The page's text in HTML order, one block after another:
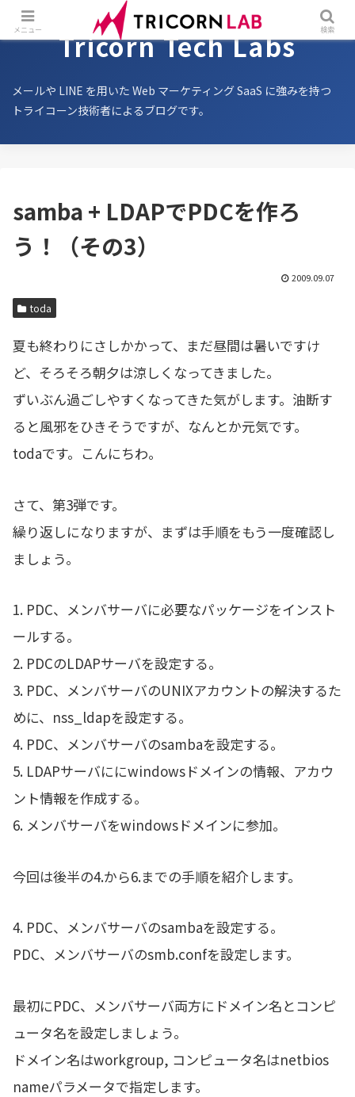
Tricorn Tech Labs
メールや LINE を用いた Web マーケティング SaaS に強みを持つ
トライコーン技術者によるブログです。
samba + LDAPでPDCを作ろ
う！（その3）
2009.09.07
toda
夏も終わりにさしかかって、まだ昼間は暑いですけ
ど、そろそろ朝夕は涼しくなってきました。
ずいぶん過ごしやすくなってきた気がします。油断す
ると風邪をひきそうですが、なんとか元気です。
todaです。こんにちわ。
さて、第3弾です。
繰り返しになりますが、まずは手順をもう一度確認し
ましょう。
1. PDC、メンバサーバに必要なパッケージをインスト
ールする。
2. PDCのLDAPサーバを設定する。
3. PDC、メンバサーバのUNIXアカウントの解決するた
めに、nss_ldapを設定する。
4. PDC、メンバサーバのsambaを設定する。
5. LDAPサーバににwindowsドメインの情報、アカウ
ント情報を作成する。
6. メンバサーバをwindowsドメインに参加。
今回は後半の4.から6.までの手順を紹介します。
4. PDC、メンバサーバのsambaを設定する。
PDC、メンバサーバのsmb.confを設定します。
最初にPDC、メンバサーバ両方にドメイン名とコンピ
ュータ名を設定しましょう。
ドメイン名はworkgroup, コンピュータ名はnetbios
nameパラメータで指定します。
メニュー 検索